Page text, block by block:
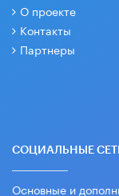
О проекте
Контакты
Партнеры
СОЦИАЛЬНЫЕ
Основные и